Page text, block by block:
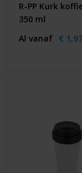
R-PP Kurk
350 ml
Al vanaf € 1,97